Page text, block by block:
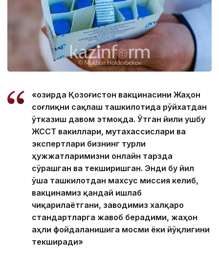
«Ҳозирда Қозоғистон вакцинасини Жаҳон
соғлиқни сақлаш ташкилотида рўйхатдан
ўтказиш давом этмоқда. Ўтган йили ушбу
ЖССТ вакиллари, мутахассислари ва
экспертлари бизнинг турли
ҳужжатларимизни онлайн тарзда
сўрашган ва текширишган. Энди бу йил
ўша ташкилотдан махсус миссия келиб,
вакцинамиз қандай ишлаб
чиқарилаётгани, заводимиз халқаро
стандартларга жавоб берадими, жаҳон
аҳли фойдаланишига мосми ёки йўқлигини
текширади»